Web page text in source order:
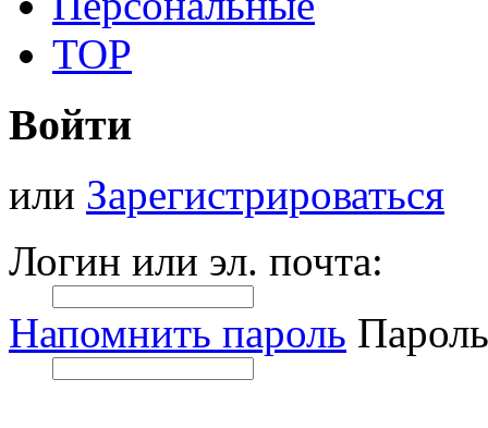
TOP
Войти
или Зарегистрироваться
Логин или эл. почта:
Напомнить пароль